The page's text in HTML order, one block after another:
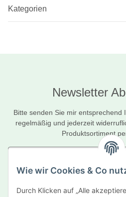
Wie wir Cookies & Co
Durch Klicken auf „Alle
Kategorien
Newsletter
Bitte senden Sie mir entsprechend
regelmäßig und jederzeit
Produktsortiment
Newsletter Abonnieren
Informationen